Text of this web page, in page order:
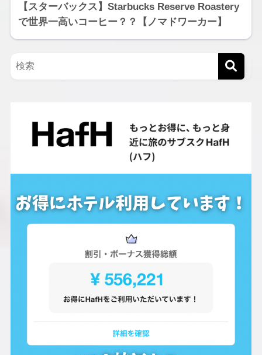
【スターバックス】Starbucks Reserve Roastery
で世界一高いコーヒー？？【ノマドワーカー】